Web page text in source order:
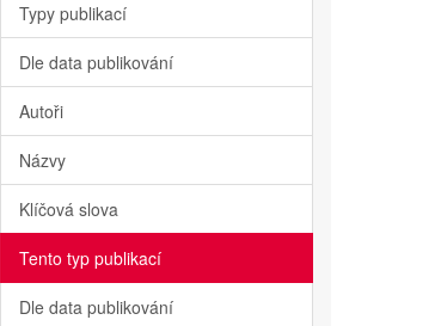
Typy publikací
Dle data publikování
Autoři
Názvy
Klíčová slova
Tento typ publikací
Dle data publikování